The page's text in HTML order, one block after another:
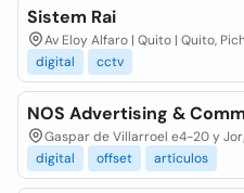
Sistem Rai
Av Eloy Alfaro | Quito | Quito,
digital
cctv
NOS Advertising &
Gaspar de Villarroel e4-20 y
digital
offset artículos